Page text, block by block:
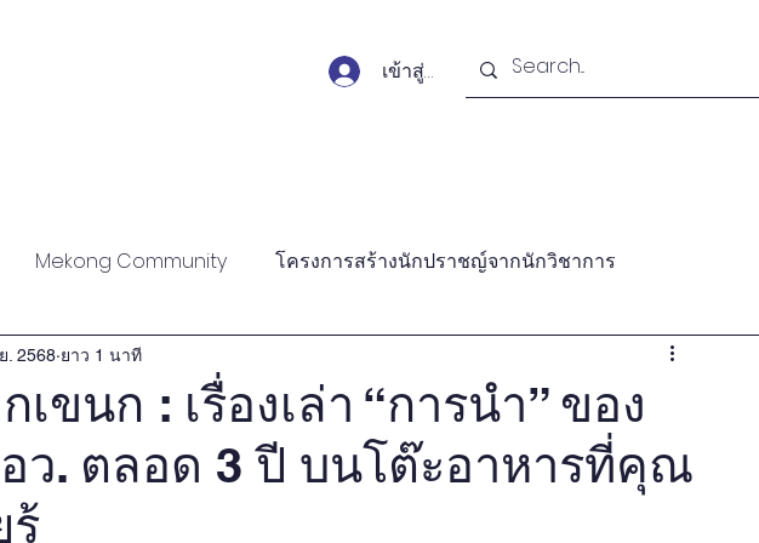
เข้าสู่ระบบ
Mekong Community โครงการสร้างนักปราชญ์จากนักวิชาการ
Forum Academic Forum Ambassadors Forums
Policy Briefs Books News articles World Think Tank Mornitor
เขนก : เรื่องเล่า “การนำ” ของ
ว. ตลอด 3 ปี บนโต๊ะอาหารที่คุณ
รู้
. 2568 ยาว 1 นาที